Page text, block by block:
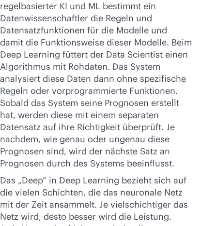
regelbasierter KI und ML bestimmt ein
Datenwissenschaftler die Regeln und
Datensatzfunktionen für die Modelle und
damit die Funktionsweise dieser Modelle. Beim
Deep Learning füttert der Data Scientist einen
Algorithmus mit Rohdaten. Das System
analysiert diese Daten dann ohne spezifische
Regeln oder vorprogrammierte Funktionen.
Sobald das System seine Prognosen erstellt
hat, werden diese mit einem separaten
Datensatz auf ihre Richtigkeit überprüft. Je
nachdem, wie genau oder ungenau diese
Prognosen sind, wird der nächste Satz an
Prognosen durch des Systems beeinflusst.
Das „Deep“ in Deep Learning bezieht sich auf
die vielen Schichten, die das neuronale Netz
mit der Zeit ansammelt. Je vielschichtiger das
Netz wird, desto besser wird die Leistung.